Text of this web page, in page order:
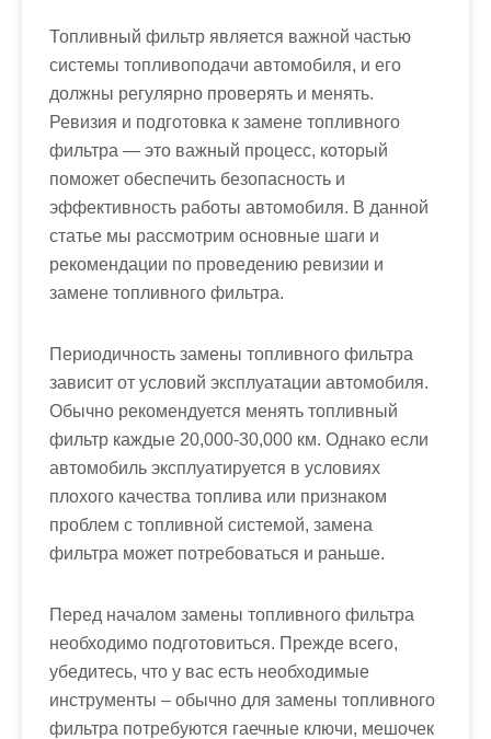
Топливный фильтр является важной частью
системы топливоподачи автомобиля, и его
должны регулярно проверять и менять.
Ревизия и подготовка к замене топливного
фильтра — это важный процесс, который
поможет обеспечить безопасность и
эффективность работы автомобиля. В данной
статье мы рассмотрим основные шаги и
рекомендации по проведению ревизии и
замене топливного фильтра.
Периодичность замены топливного фильтра
зависит от условий эксплуатации автомобиля.
Обычно рекомендуется менять топливный
фильтр каждые 20,000-30,000 км. Однако если
автомобиль эксплуатируется в условиях
плохого качества топлива или признаком
проблем с топливной системой, замена
фильтра может потребоваться и раньше.
Перед началом замены топливного фильтра
необходимо подготовиться. Прежде всего,
убедитесь, что у вас есть необходимые
инструменты – обычно для замены топливного
фильтра потребуются гаечные ключи, мешочек